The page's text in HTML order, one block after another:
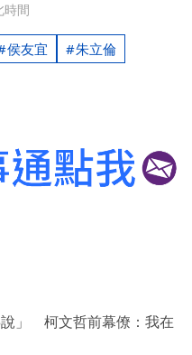
時間
侯友宜
朱立倫
」 柯文哲前幕僚：我在